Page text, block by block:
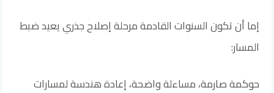
إما أن تكون السنوات القادمة مرحلة إصلاح جذري يعيد ضبط
المسار:
حوكمة صارمة، مساءلة واضحة، إعادة هندسة لمسارات